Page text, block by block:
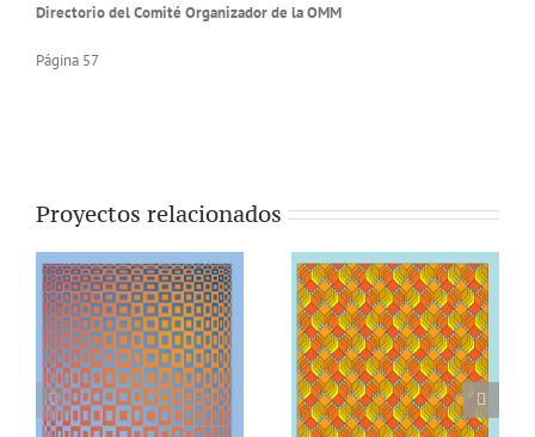
Directorio del Comité Organizador de la OMM
Página 57
Proyectos relacionados